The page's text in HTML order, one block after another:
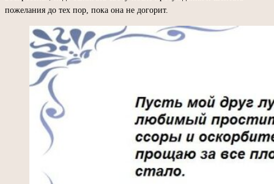
пожелания до тех пор, пока она не догорит.